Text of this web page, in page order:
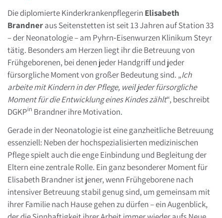
Die diplomierte Kinderkrankenpflegerin Elisabeth
Brandneraus Seitenstetten ist seit 13 Jahren auf Station 33
– der Neonatologie – am Pyhrn‑Eisenwurzen Klinikum Steyr
tätig. Besonders am Herzen liegt ihr die Betreuung von
Frühgeborenen, bei denen jeder Handgriff und jeder
fürsorgliche Moment von großer Bedeutung sind. „Ich
arbeite mit Kindern in der Pflege, weil jeder fürsorgliche
Moment für die Entwicklung eines Kindes zählt“, beschreibt
DGKPin Brandner ihre Motivation.
Gerade in der Neonatologie ist eine ganzheitliche Betreuung
essenziell: Neben der hochspezialisierten medizinischen
Pflege spielt auch die enge Einbindung und Begleitung der
Eltern eine zentrale Rolle. Ein ganz besonderer Moment für
Elisabeth Brandner ist jener, wenn Frühgeborene nach
intensiver Betreuung stabil genug sind, um gemeinsam mit
ihrer Familie nach Hause gehen zu dürfen – ein Augenblick,